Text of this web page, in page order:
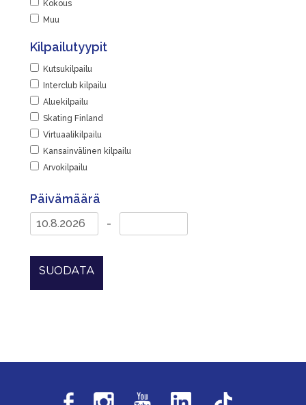
Kokous
Muu
Kilpailutyypit
Kutsukilpailu
Interclub kilpailu
Aluekilpailu
Skating Finland
Virtuaalikilpailu
Kansainvälinen kilpailu
Arvokilpailu
Päivämäärä
-
SUODATA